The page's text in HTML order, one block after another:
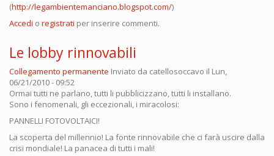
(http://legambientemanciano.blogspot.com/)
Accedi o registrati per inserire commenti.
Le lobby rinnovabili
Collegamento permanente Inviato da catellosoccavo il Lun,
06/21/2010 - 09:52
Ormai tutti ne parlano, tutti li pubblicizzano, tutti li installano.
Sono i fenomenali, gli eccezionali, i miracolosi:
PANNELLI FOTOVOLTAICI!
La scoperta del millennio! La fonte rinnovabile che ci farà uscire dalla
crisi mondiale! La panacea di tutti i mali!